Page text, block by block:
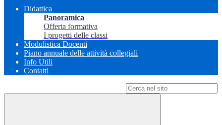
Didattica
Panoramica
Offerta formativa
I progetti delle classi
Modulistica Docenti
Piano annuale delle attività collegiali
Info Utili
Contatti